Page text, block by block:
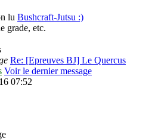
Bushcraft-Jutsu :)
grade, etc.
Re: [Epreuves BJ] Le Quercus
Voir le dernier message
07:52